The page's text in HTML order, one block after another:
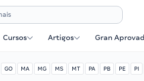
Cursos Artigos Gran
GO MA MG MS MT PA PB PE PI